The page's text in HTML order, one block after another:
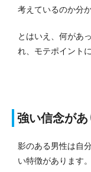
考えているのか分
とはいえ、何があ
れ、モテポイント
強い信念が
影のある男性は自
い特徴があります。